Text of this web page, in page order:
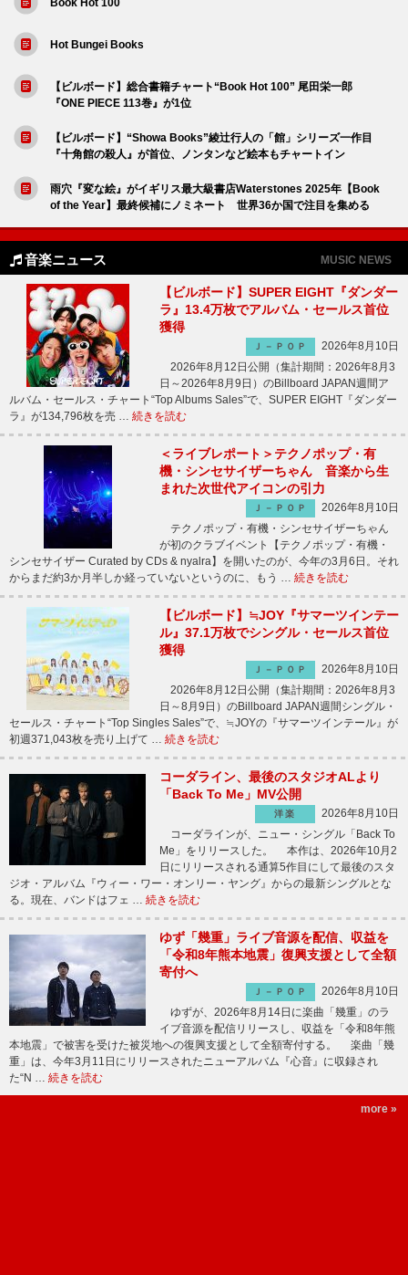
Hot Bungei Books
【ビルボード】総合書籍チャート“Book Hot 100” 尾田栄一郎
『ONE PIECE 113巻』が1位
【ビルボード】“Showa Books”綾辻行人の「館」シリーズ一作目
『十角館の殺人』が首位、ノンタンなど絵本もチャートイン
雨穴『変な絵』がイギリス最大級書店Waterstones 2025年【Book
of the Year】最終候補にノミネート 世界36か国で注目を集める
音楽ニュース MUSIC NEWS
【ビルボード】SUPER EIGHT『ダンダー
ラ』13.4万枚でアルバム・セールス首位
獲得
Ｊ－ＰＯＰ
2026年8月10日
2026年8月12日公開（集計期間：2026年8月3
日～2026年8月9日）のBillboard JAPAN週間ア
ルバム・セールス・チャート“Top Albums Sales”で、SUPER EIGHT『ダンダー
ラ』が134,796枚を売 … 続きを読む
＜ライブレポート＞テクノポップ・有
機・シンセサイザーちゃん 音楽から生
まれた次世代アイコンの引力
Ｊ－ＰＯＰ
2026年8月10日
テクノポップ・有機・シンセサイザーちゃん
が初のクラブイベント【テクノポップ・有機・
シンセサイザー Curated by CDs & nyalra】を開いたのが、今年の3月6日。それ
からまだ約3か月半しか経っていないというのに、もう … 続きを読む
【ビルボード】≒JOY『サマーツインテー
ル』37.1万枚でシングル・セールス首位
獲得
Ｊ－ＰＯＰ
2026年8月10日
2026年8月12日公開（集計期間：2026年8月3
日～8月9日）のBillboard JAPAN週間シングル・
セールス・チャート“Top Singles Sales”で、≒JOYの『サマーツインテール』が
初週371,043枚を売り上げて … 続きを読む
コーダライン、最後のスタジオALより
「Back To Me」MV公開
洋楽
2026年8月10日
コーダラインが、ニュー・シングル「Back To
Me」をリリースした。 本作は、2026年10月2
日にリリースされる通算5作目にして最後のスタ
ジオ・アルバム『ウィー・ワー・オンリー・ヤング』からの最新シングルとな
る。現在、バンドはフェ … 続きを読む
ゆず「幾重」ライブ音源を配信、収益を
「令和8年熊本地震」復興支援として全額
寄付へ
Ｊ－ＰＯＰ
2026年8月10日
ゆずが、2026年8月14日に楽曲「幾重」のラ
イブ音源を配信リリースし、収益を「令和8年熊
本地震」で被害を受けた被災地への復興支援として全額寄付する。 楽曲「幾
重」は、今年3月11日にリリースされたニューアルバム『心音』に収録され
た“N … 続きを読む
more »